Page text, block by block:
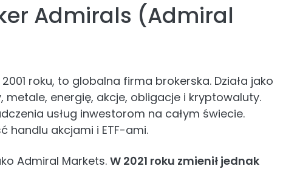
Admirals (Admiral
roku, to globalna firma brokerska. Działa jako
metale, energię, akcje, obligacje i kryptowaluty.
usług inwestorom na całym świecie.
handlu akcjami i ETF-ami.
Admiral Markets. W 2021 roku zmienił jednak